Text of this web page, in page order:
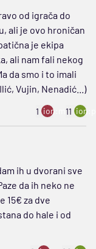
od igrača do
ali je ovo hroničan
je ekipa
ali nam fali nekog
da smo i to imali
Vujin, Nenadić...)
1 ion:minus
11
ih u dvorani sve
da ih neko ne
15€ za dve
do hale i od